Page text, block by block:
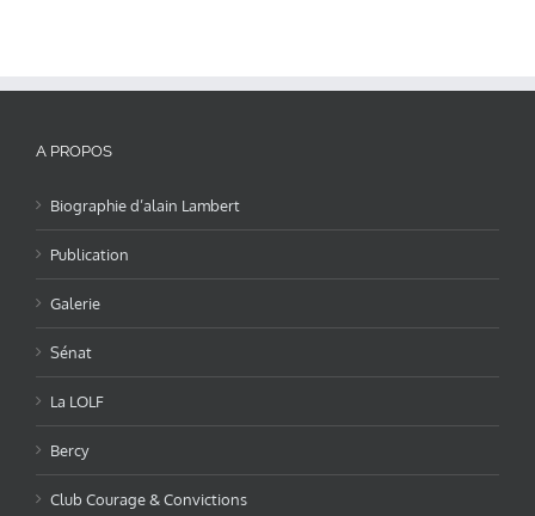
A PROPOS
Biographie d’alain Lambert
Publication
Galerie
Sénat
La LOLF
Bercy
Club Courage & Convictions